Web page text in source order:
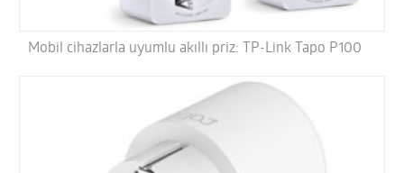
Mobil cihazlarla uyumlu akıllı priz: TP-Link Tapo P100